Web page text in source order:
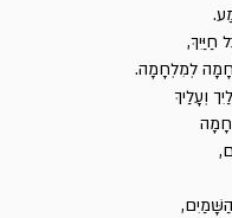
חַיַּיִךְ,
לְמִלְחָמָה.
וְעָלִַיךְ